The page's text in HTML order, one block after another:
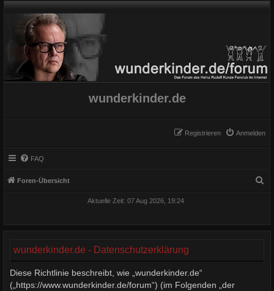
wunderkinder.de
Anmelden
Registrieren
FAQ
Foren-Übersicht
Aktuelle Zeit: 07 Aug 2026, 19:24
wunderkinder.de - Datenschutzerklärung
Diese Richtlinie beschreibt, wie „wunderkinder.de“
(„https://www.wunderkinder.de/forum“) (im Folgenden „der